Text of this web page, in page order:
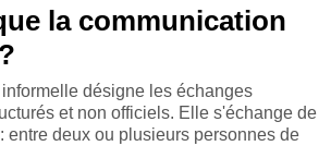
la communication
désigne les échanges
et non officiels. Elle s'échange de
entre deux ou plusieurs personnes de